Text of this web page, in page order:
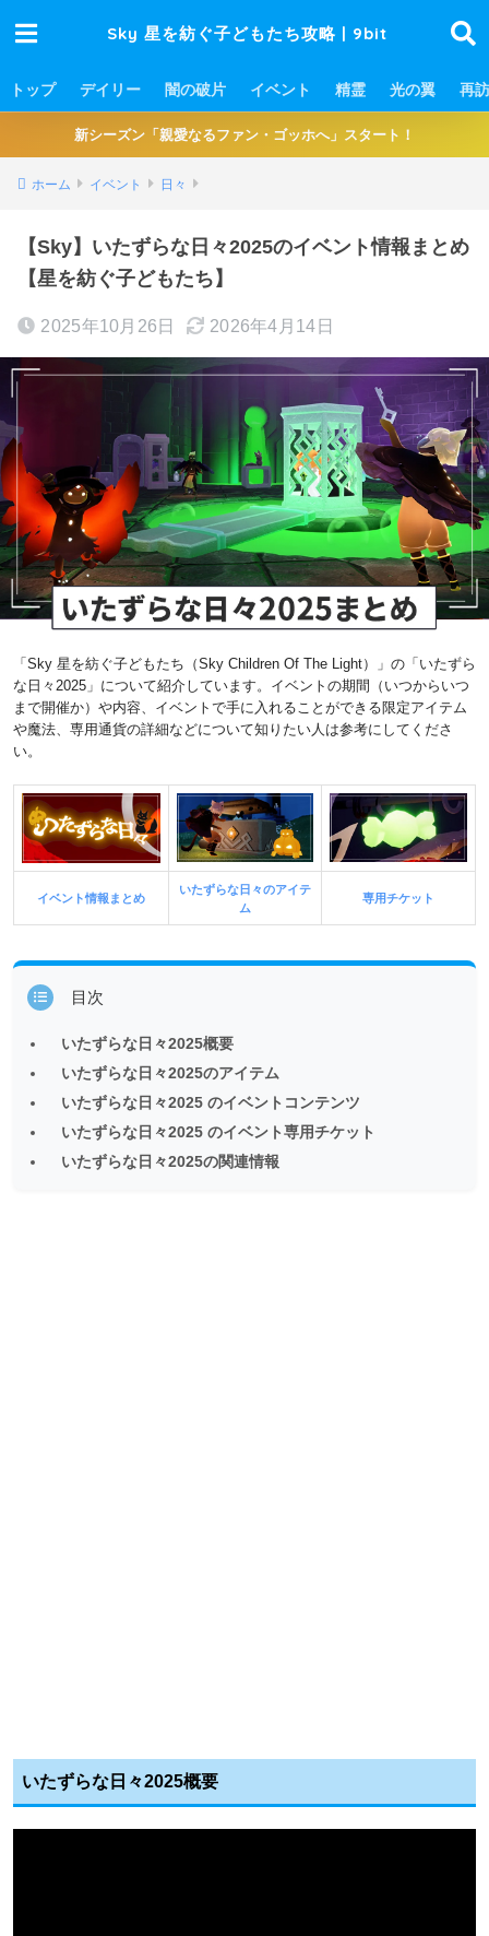
Sky 星を紡ぐ子どもたち攻略 | 9bit
トップ デイリー 闇の破片 イベント 精霊 光の翼 再訪
新シーズン「親愛なるファン・ゴッホへ」スタート！
ホーム イベント 日々
【Sky】いたずらな日々2025のイベント情報まとめ
【星を紡ぐ子どもたち】
2025年10月26日 2026年4月14日
「Sky 星を紡ぐ子どもたち（Sky Children Of The Light）」の「いたずら
な日々2025」について紹介しています。イベントの期間（いつからいつ
まで開催か）や内容、イベントで手に入れることができる限定アイテム
や魔法、専用通貨の詳細などについて知りたい人は参考にしてくださ
い。
イベント情報まとめ
いたずらな日々のアイテ
ム
専用チケット
目次
いたずらな日々2025概要
いたずらな日々2025のアイテム
いたずらな日々2025 のイベントコンテンツ
いたずらな日々2025 のイベント専用チケット
いたずらな日々2025の関連情報
いたずらな日々2025概要